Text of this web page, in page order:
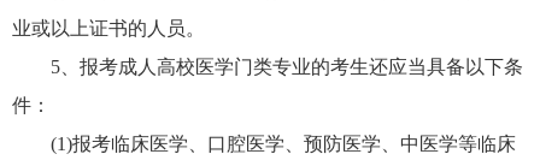
业或以上证书的人员。
5、报考成人高校医学门类专业的考生还应当具备以下条
件：
(1)报考临床医学、口腔医学、预防医学、中医学等临床